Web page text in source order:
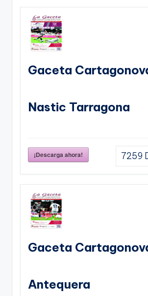
Gaceta
Nastic Tarragona
¡Descarga ahora! 7259
Gaceta
Antequera